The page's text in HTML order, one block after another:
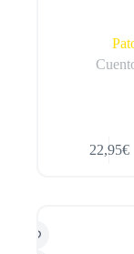
22,95€